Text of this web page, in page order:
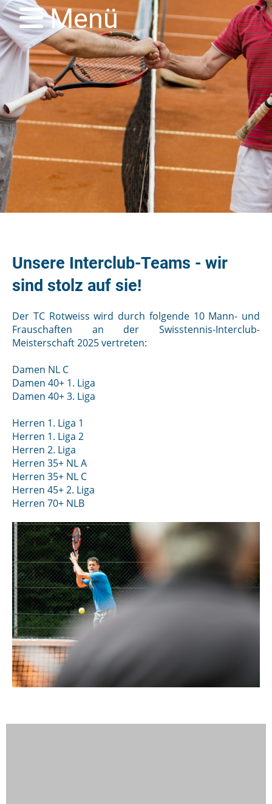
Menü
Unsere Interclub-Teams - wir
sind stolz auf sie!
Der TC Rotweiss wird durch folgende 10 Mann- und
Frauschaften an der Swisstennis-Interclub-
Meisterschaft 2025 vertreten:
Damen NL C
Damen 40+ 1. Liga
Damen 40+ 3. Liga
Herren 1. Liga 1
Herren 1. Liga 2
Herren 2. Liga
Herren 35+ NL A
Herren 35+ NL C
Herren 45+ 2. Liga
Herren 70+ NLB